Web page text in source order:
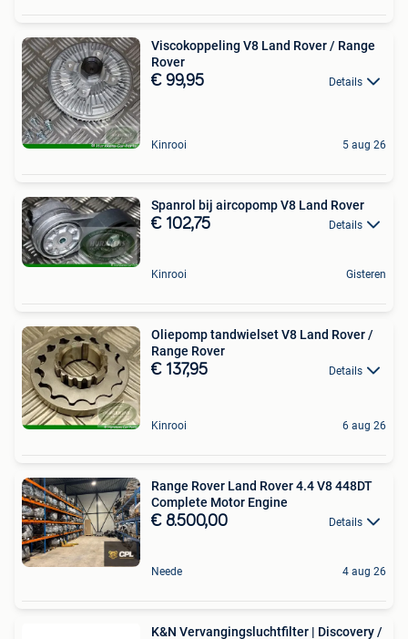
Viscokoppeling V8 Land Rover / Range
Rover
€ 99,95 Details
Kinrooi 5 aug 26
Spanrol bij aircopomp V8 Land Rover
€ 102,75 Details
Kinrooi Gisteren
Oliepomp tandwielset V8 Land Rover /
Range Rover
€ 137,95 Details
Kinrooi 6 aug 26
Range Rover Land Rover 4.4 V8 448DT
Complete Motor Engine
€ 8.500,00 Details
Neede 4 aug 26
K&N Vervangingsluchtfilter | Discovery /